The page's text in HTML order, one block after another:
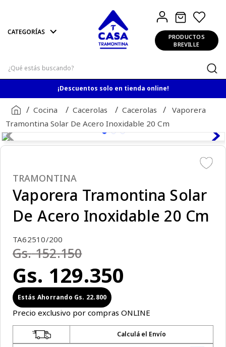
PRODUCTOS
BREVILLE
¡Descuentos solo en tienda online!
Cocina Cacerolas Cacerolas
Vaporera
Tramontina Solar De Acero Inoxidable 20 Cm
TRAMONTINA
Vaporera Tramontina Solar
De Acero Inoxidable 20 Cm
TA62510/200
Gs. 152.150
Gs. 129.350
Gs. 22.800
Precio exclusivo por compras ONLINE
Calculá el Envío